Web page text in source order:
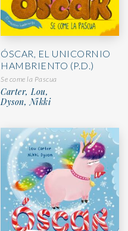
ÓSCAR, EL UNICORNIO
HAMBRIENTO (P.D.)
Se come la Pascua
Carter, Lou,
Dyson, Nikki